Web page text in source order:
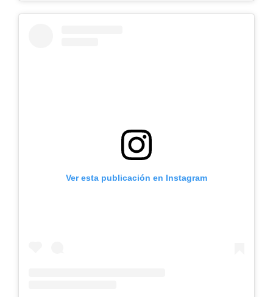
Ver esta publicación en Instagram